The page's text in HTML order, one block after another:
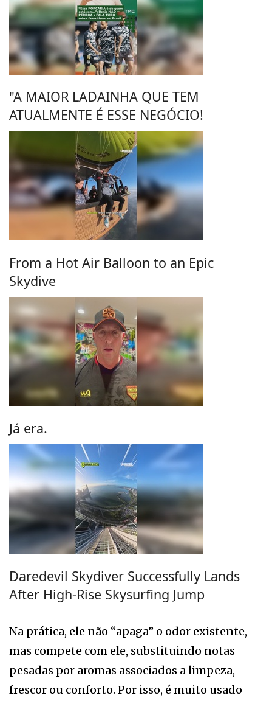
"A MAIOR LADAINHA QUE TEM
ATUALMENTE É ESSE NEGÓCIO!
From a Hot Air Balloon to an Epic
Skydive
Já era.
Daredevil Skydiver Successfully Lands
After High-Rise Skysurfing Jump
Na prática, ele não “apaga” o odor existente,
mas compete com ele, substituindo notas
pesadas por aromas associados a limpeza,
frescor ou conforto. Por isso, é muito usado